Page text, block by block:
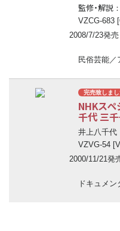
監修・解説
VZCG-683
2008/7/23発売
民俗芸能
完売致しまし
NHKスペ
千代 三
井上八千代
VZVG-54
2000/11/21発
ドキュメ